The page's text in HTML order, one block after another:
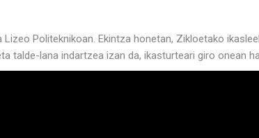
Lizeo Politeknikoan. Ekintza honetan, Zikloetako
talde-lana indartzea izan da, ikasturteari giro onean